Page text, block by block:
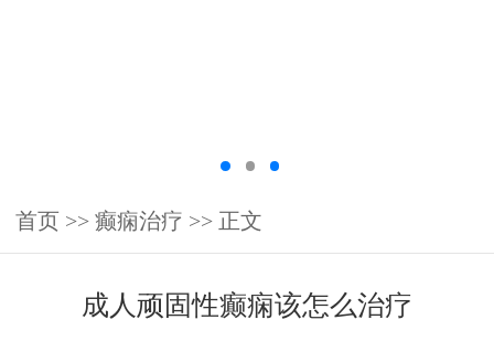
首页 >> 癫痫治疗 >> 正文
成人顽固性癫痫该怎么治疗